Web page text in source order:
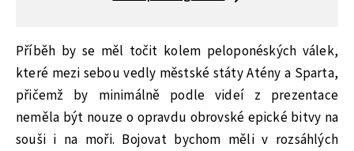
Příběh by se měl točit kolem peloponéských válek,
které mezi sebou vedly městské státy Atény a Sparta,
přičemž by minimálně podle videí z prezentace
neměla být nouze o opravdu obrovské epické bitvy na
souši i na moři. Bojovat bychom měli v rozsáhlých